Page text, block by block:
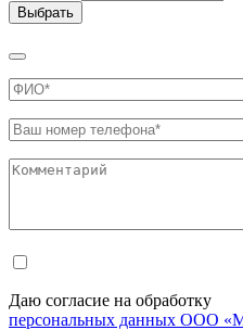
Выбрать
Даю согласие на обработку
персональных данных ООО